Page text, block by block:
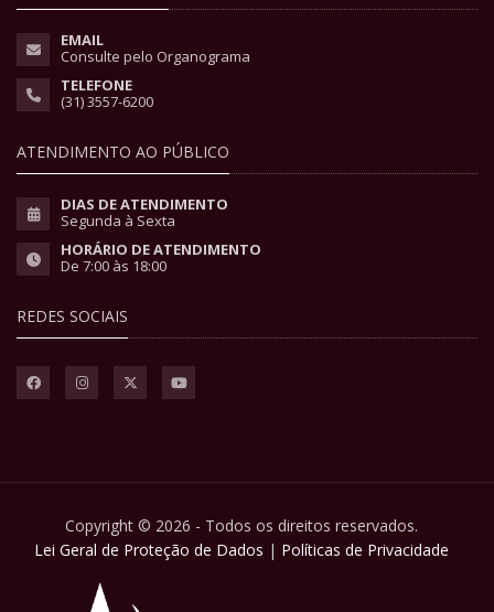
EMAIL
Consulte pelo Organograma
TELEFONE
(31) 3557-6200
ATENDIMENTO AO PÚBLICO
DIAS DE ATENDIMENTO
Segunda à Sexta
HORÁRIO DE ATENDIMENTO
De 7:00 às 18:00
REDES SOCIAIS
Copyright © 2026 - Todos os direitos reservados.
Lei Geral de Proteção de Dados | Políticas de Privacidade